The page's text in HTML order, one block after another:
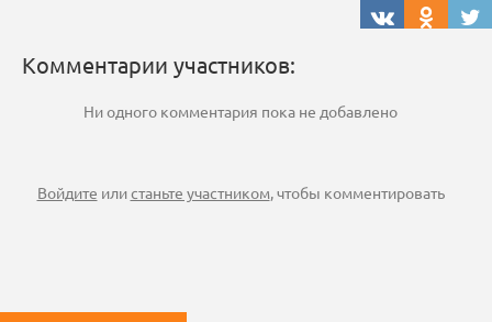
Комментарии участников:
Ни одного комментария пока не добавлено
Войдите илистаньте участником, чтобы комментировать